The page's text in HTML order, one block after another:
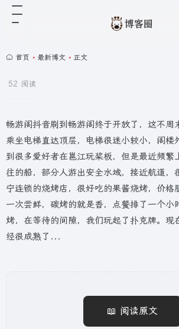
首页 • 最新博文 • 正文
52 阅读
畅游阁抖音刷到畅游阁终于开放了，这不周
乘坐电梯直达顶层，电梯很迷小较小，阁楼
到很多爱好者在邕江玩桨板，但是最近频繁
往的船，部分人游出安全水域，接近航道，
宁连锁的烧烤店，很好吃的果酱烧烤，价格
一次尝鲜，碳烤的就是香，点餐排了一个小
烤，在等待的间隙，我们玩起了扑克牌。现
经很成熟了...
📖 阅读原文